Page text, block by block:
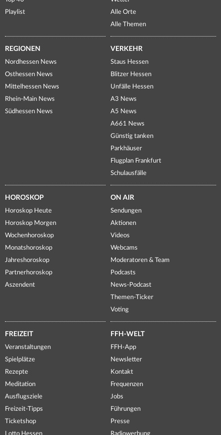
Playlist
Alle Orte
Alle Themen
REGIONEN
Nordhessen News
Osthessen News
Mittelhessen News
Rhein-Main News
Südhessen News
VERKEHR
Staus Hessen
Blitzer Hessen
Unfälle Hessen
A3 News
A5 News
A661 News
Günstig tanken
Parkhäuser
Flugplan Frankfurt
Schulausfälle
HOROSKOP
Horoskop Heute
Horoskop Morgen
Wochenhoroskop
Monatshoroskop
Jahreshoroskop
Partnerhoroskop
Aszendent
ON AIR
Sendungen
Aktionen
Videos
Webcams
Moderatoren & Team
Podcasts
News-Podcast
Themen-Ticker
Voting
FREIZEIT
Veranstaltungen
Spielplätze
Rezepte
Meditation
Ausflugsziele
Freizeit-Tipps
Ticketshop
Lotto Hessen
FFH-WELT
FFH-App
Newsletter
Kontakt
Frequenzen
Jobs
Führungen
Presse
Radiowerbung